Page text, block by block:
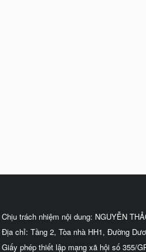
Chịu trách nhiệm nội dung: NGUYỄN
Địa chỉ: Tầng 2, Tòa nhà HH1, Đường
Giấy phép thiết lập mạng xã hội số 355/